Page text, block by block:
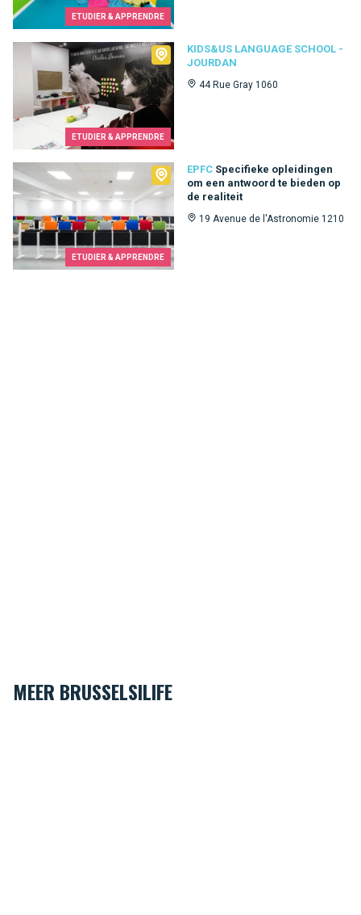
ETUDIER & APPRENDRE
ETUDIER & APPRENDRE
KIDS&US LANGUAGE SCHOOL -
JOURDAN
44 Rue Gray 1060
Kids&Us language school - Jourdan
ETUDIER & APPRENDRE
EPFC Specifieke opleidingen
om een ​​antwoord te bieden op
de realiteit
19 Avenue de l'Astronomie 1210
EPFC
MEER BRUSSELSILIFE